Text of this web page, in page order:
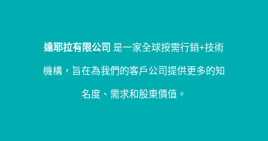
達耶拉有限公司 是一家全球按需行銷+技術
機構，旨在為我們的客戶公司提供更多的知
名度、需求和股東價值。